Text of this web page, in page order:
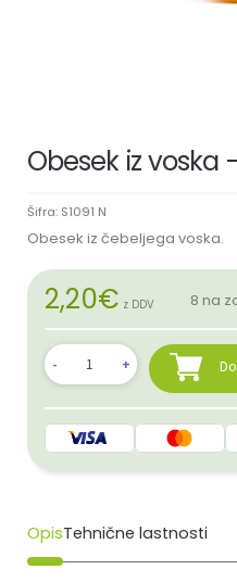
Obesek iz voska
Šifra: S1091 N
Obesek iz čebeljega voska.
2,20€ z DDV 8 na
OpisTehnične lastnosti